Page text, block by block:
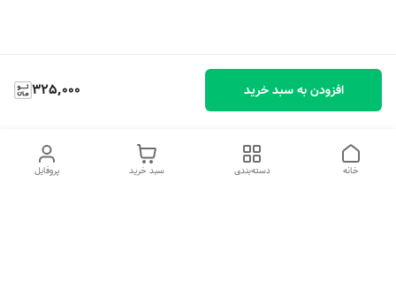
325,000 افزودن به سبد خرید
پروفایل سبد خرید دسته‌بندی خانه